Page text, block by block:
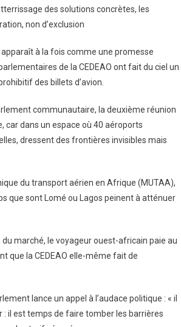
des solutions concrètes, les
non d’exclusion
apparaît à la fois comme une promesse
de la CEDEAO ont fait du ciel un
des billets d’avion.
communautaire, la deuxième réunion
car dans un espace où 40 aéroports
dressent des frontières invisibles mais
du transport aérien en Afrique (MUTAA),
que sont Lomé ou Lagos peinent à atténuer
marché, le voyageur ouest-africain paie au
que la CEDEAO elle-même fait de
lance un appel à l’audace politique : « il
: il est temps de faire tomber les barrières